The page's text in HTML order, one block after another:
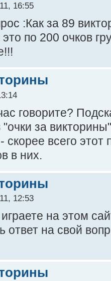
16:55
:Как за 89
по 200 очков
говорите?
за
скорее всего этот
в них.
12:53
на этом
ответ на свой